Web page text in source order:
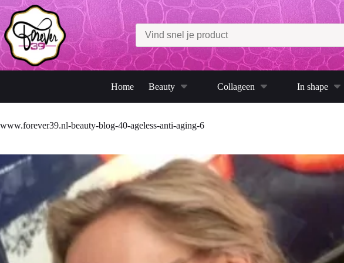
Ga
naar
de
inhoud
Home Beauty Collageen In shape
www.forever39.nl-beauty-blog-40-ageless-anti-aging-6